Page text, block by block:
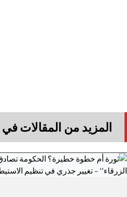
المزيد من المقالات